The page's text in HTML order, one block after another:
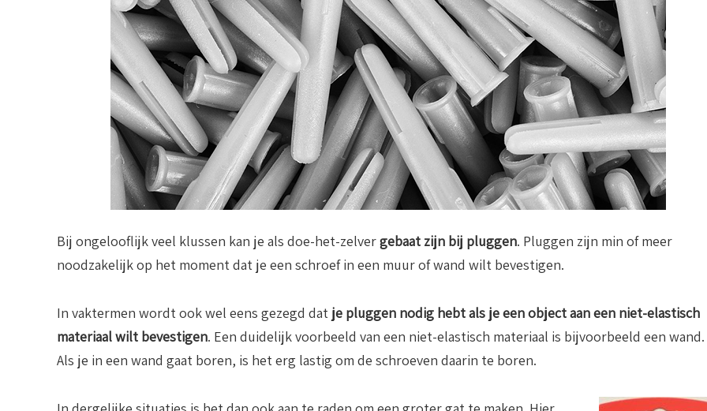
Bij ongelooflijk veel klussen kan je als doe-het-zelvergebaat zijn bij pluggen. Pluggen zijn min of meer
noodzakelijk op het moment dat je een schroef in een muur of wand wilt bevestigen.
In vaktermen wordt ook wel eens gezegd dat je pluggen nodig hebt als je een object aan een niet-elastisch
materiaal wilt bevestigen. Een duidelijk voorbeeld van een niet-elastisch materiaal is bijvoorbeeld een wand.
Als je in een wand gaat boren, is het erg lastig om de schroeven daarin te boren.